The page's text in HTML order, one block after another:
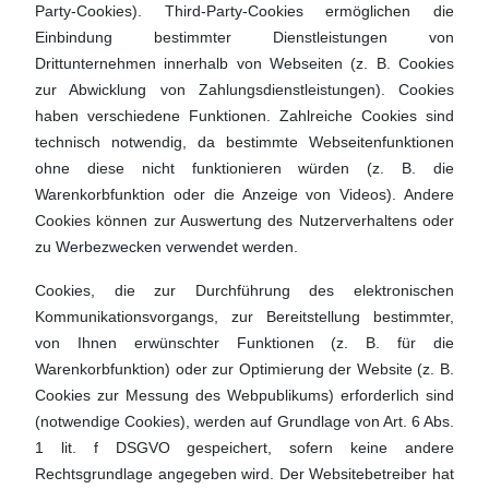
Party-Cookies). Third-Party-Cookies ermöglichen die
Einbindung bestimmter Dienstleistungen von
Drittunternehmen innerhalb von Webseiten (z. B. Cookies
zur Abwicklung von Zahlungsdienstleistungen). Cookies
haben verschiedene Funktionen. Zahlreiche Cookies sind
technisch notwendig, da bestimmte Webseitenfunktionen
ohne diese nicht funktionieren würden (z. B. die
Warenkorbfunktion oder die Anzeige von Videos). Andere
Cookies können zur Auswertung des Nutzerverhaltens oder
zu Werbezwecken verwendet werden.
Cookies, die zur Durchführung des elektronischen
Kommunikationsvorgangs, zur Bereitstellung bestimmter,
von Ihnen erwünschter Funktionen (z. B. für die
Warenkorbfunktion) oder zur Optimierung der Website (z. B.
Cookies zur Messung des Webpublikums) erforderlich sind
(notwendige Cookies), werden auf Grundlage von Art. 6 Abs.
1 lit. f DSGVO gespeichert, sofern keine andere
Rechtsgrundlage angegeben wird. Der Websitebetreiber hat